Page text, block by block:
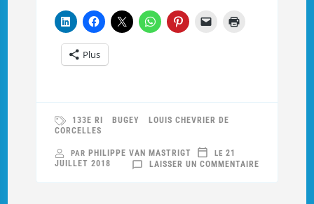
Plus
133E RI BUGEY
LOUIS CHEVRIER DE
CORCELLES
PAR PHILIPPE VAN MASTRIGT
LAISSER UN COMMENTAIRESUR
LE21
JUILLET 2018